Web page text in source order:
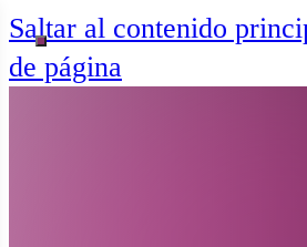
Saltar al contenido
de página